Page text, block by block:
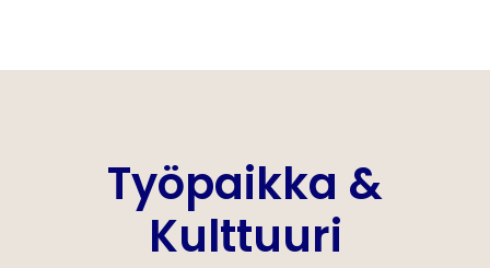
Työpaikka &
Kulttuuri